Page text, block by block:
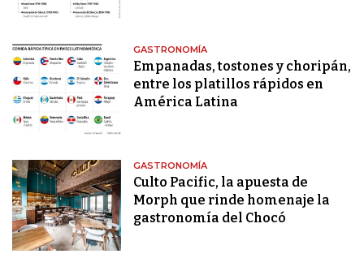
GASTRONOMÍA
Empanadas, tostones y choripán,
entre los platillos rápidos en
América Latina
GASTRONOMÍA
Culto Pacific, la apuesta de
Morph que rinde homenaje la
gastronomía del Chocó